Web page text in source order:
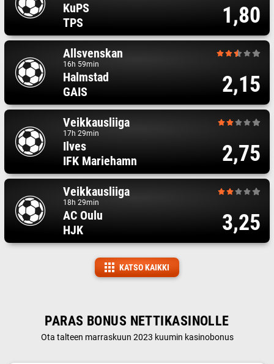
KuPS
TPS
1,80
Allsvenskan
16h 59min
Halmstad
GAIS
2,15
Veikkausliiga
17h 29min
Ilves
IFK Mariehamn
2,75
Veikkausliiga
18h 29min
AC Oulu
HJK
3,25
KATSO KAIKKI
PARAS BONUS NETTIKASINOLLE
Ota talteen marraskuun 2023 kuumin kasinobonus